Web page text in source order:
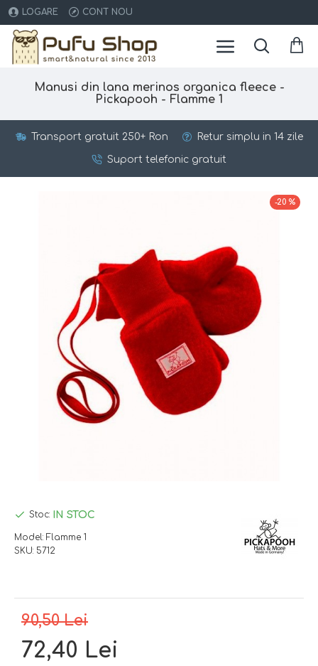
LOGARE CONT NOU
Manusi din lana merinos organica fleece -
Pickapooh - Flamme 1
Transport gratuit 250+ Ron Retur simplu in 14 zile
Suport telefonic gratuit
-20 %
90,50 Lei
72,40 Lei
Stoc: IN STOC
Model: Flamme 1
SKU: 5712